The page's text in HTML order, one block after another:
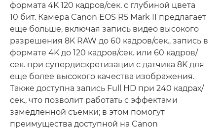
формата 4K 120 кадров/сек. с глубиной цвета
10 бит. Камера Canon EOS R5 Mark II предлагает
еще больше, включая запись видео высокого
разрешения 8K RAW до 60 кадров/сек., запись в
формате 4K до 120 кадров/сек. или 60 кадров/
сек. при супердискретизации с датчика 8K для
еще более высокого качества изображения.
Также доступна запись Full HD при 240 кадрах/
сек., что позволит работать с эффектами
замедленной съемки; в этом помогут
преимущества доступной на Canon